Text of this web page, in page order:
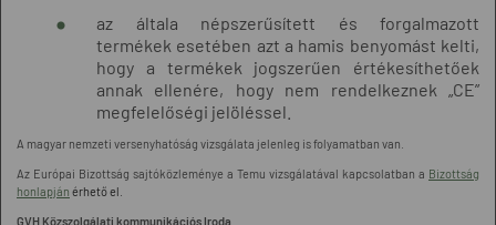
az általa népszerűsített és forgalmazott
termékek esetében azt a hamis benyomást kelti,
hogy a termékek jogszerűen értékesíthetőek
annak ellenére, hogy nem rendelkeznek „CE”
megfelelőségi jelöléssel.
A magyar nemzeti versenyhatóság vizsgálata jelenleg is folyamatban van.
Az Európai Bizottság sajtóközleménye a Temu vizsgálatával kapcsolatban a Bizottság
honlapján érhető el.
GVH Közszolgálati kommunikációs Iroda